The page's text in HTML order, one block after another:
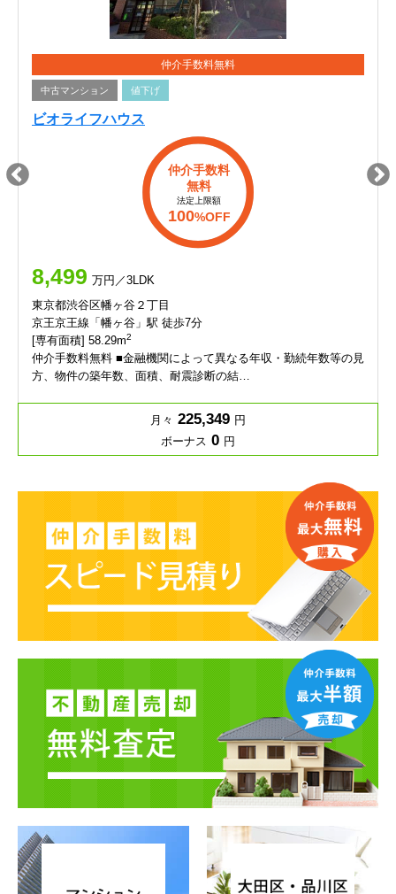
仲介手数料無料
中古マンション 値下げ
ビオライフハウス
仲介手数料
無料
法定上限額
100%OFF
8,499 万円／3LDK
東京都渋谷区幡ヶ谷２丁目
京王京王線「幡ヶ谷」駅 徒歩7分
[専有面積] 58.29m2
仲介手数料無料 ■金融機関によって異なる年収・勤続年数等の見
方、物件の築年数、面積、耐震診断の結…
月々 225,349 円
ボーナス 0 円